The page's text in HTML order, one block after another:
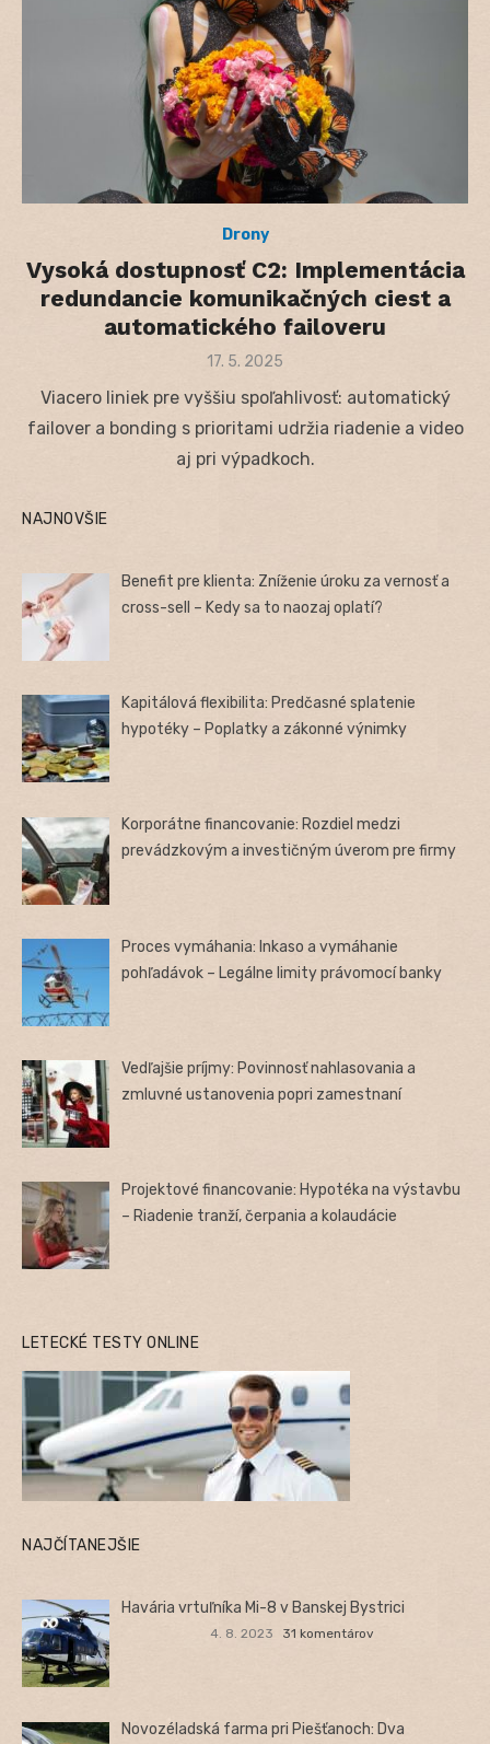
Drony
Vysoká dostupnosť C2: Implementácia
redundancie komunikačných ciest a
automatického failoveru
Posted
17. 5. 2025
Viacero liniek pre vyššiu spoľahlivosť: automatický
failover a bonding s prioritami udržia riadenie a video
aj pri výpadkoch.
NAJNOVŠIE
Benefit pre klienta: Zníženie úroku za vernosť a
cross-sell – Kedy sa to naozaj oplatí?
Kapitálová flexibilita: Predčasné splatenie
hypotéky – Poplatky a zákonné výnimky
Korporátne financovanie: Rozdiel medzi
prevádzkovým a investičným úverom pre firmy
Proces vymáhania: Inkaso a vymáhanie
pohľadávok – Legálne limity právomocí banky
Vedľajšie príjmy: Povinnosť nahlasovania a
zmluvné ustanovenia popri zamestnaní
Projektové financovanie: Hypotéka na výstavbu
– Riadenie tranží, čerpania a kolaudácie
LETECKÉ TESTY ONLINE
NAJČÍTANEJŠIE
Havária vrtuľníka Mi-8 v Banskej Bystrici
4. 8. 2023 31 komentárov
Novozéladská farma pri Piešťanoch: Dva